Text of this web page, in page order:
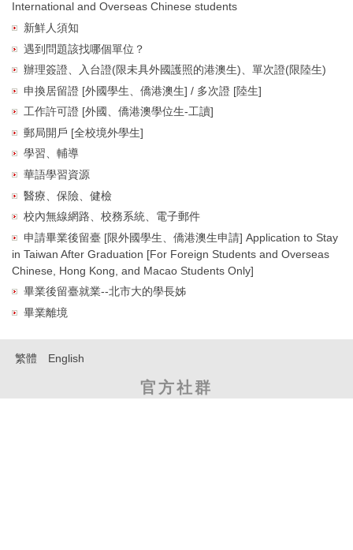
International and Overseas Chinese students
新鮮人須知
遇到問題該找哪個單位？
辦理簽證、入台證(限未具外國護照的港澳生)、單次證(限陸生)
申換居留證 [外國學生、僑港澳生] / 多次證 [陸生]
工作許可證 [外國、僑港澳學位生-工讀]
郵局開戶 [全校境外學生]
學習、輔導
華語學習資源
醫療、保險、健檢
校內無線網路、校務系統、電子郵件
申請畢業後留臺 [限外國學生、僑港澳生申請] Application to Stay
in Taiwan After Graduation [For Foreign Students and Overseas
Chinese, Hong Kong, and Macao Students Only]
畢業後留臺就業--北市大的學長姊
畢業離境
繁體 English
官方社群